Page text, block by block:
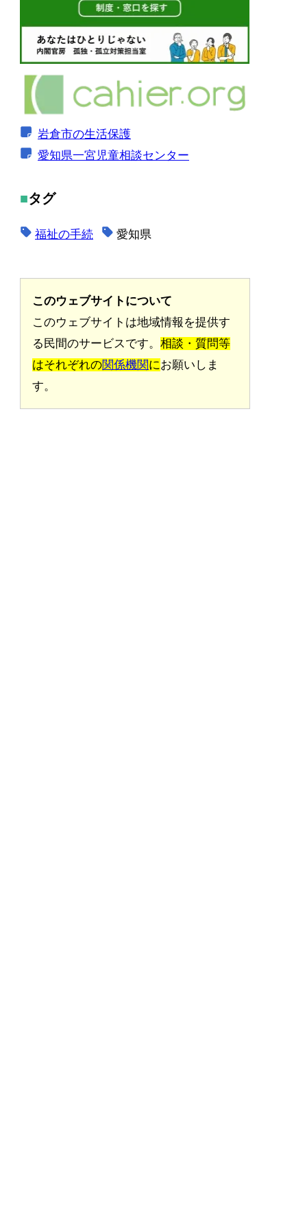
岩倉市の生活保護
愛知県一宮児童相談センター
タグ
福祉の手続 愛知県
このウェブサイトについて
このウェブサイトは地域情報を提供す
る民間のサービスです。相談・質問等
はそれぞれの関係機関にお願いしま
す。